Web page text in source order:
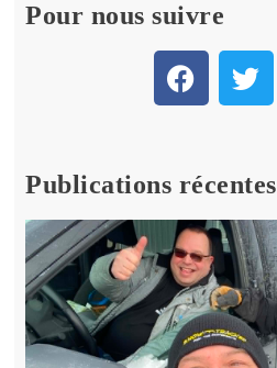
Pour nous suivre
Publications récentes